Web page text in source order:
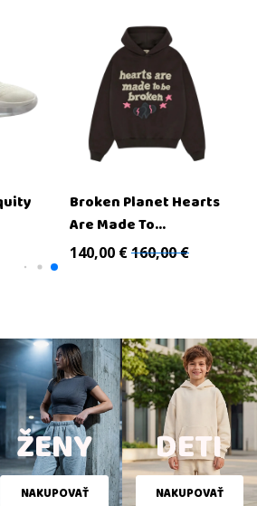
Broken Planet Hearts
Are Made To...
140,00 € 160,00€
ŽENY
NAKUPOVAŤ
DETI
NAKUPOVAŤ